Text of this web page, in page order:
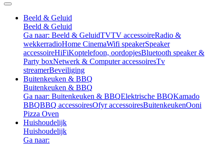
Beeld & Geluid
Beeld & Geluid
Ga naar: Beeld & GeluidTVTV accessoireRadio &
wekkerradioHome CinemaWifi speakerSpeaker
accessoireHiFiKoptelefoon, oordopjesBluetooth speaker &
Party boxNetwerk & Computer accessoiresTv
streamerBeveiliging
Buitenkeuken & BBQ
Buitenkeuken & BBQ
Ga naar: Buitenkeuken & BBQElektrische BBQKamado
BBQBBQ accessoiresOfyr accessoiresBuitenkeukenOoni
Pizza Oven
Huishoudelijk
Huishoudelijk
Ga naar: